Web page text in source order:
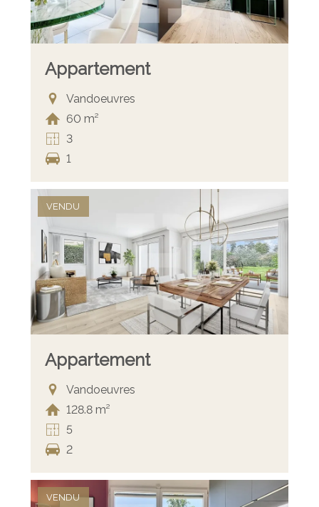
Appartement
Vandoeuvres
60 m²
3
1
VENDU
Appartement
Vandoeuvres
128.8 m²
5
2
VENDU